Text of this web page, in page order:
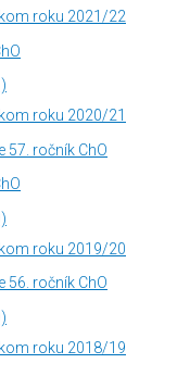
roku 2021/22
roku 2020/21
57. ročník ChO
roku 2019/20
56. ročník ChO
roku 2018/19